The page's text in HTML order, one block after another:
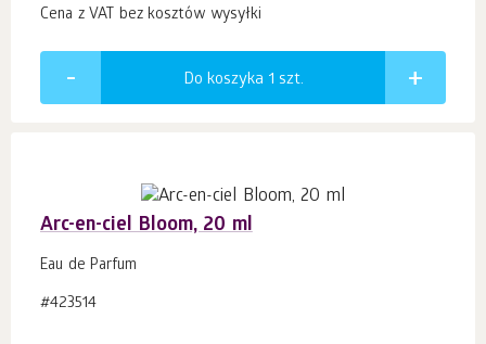
Cena z VAT bez kosztów wysyłki
Do koszyka 1 szt.
Arc-en-ciel Bloom, 20 ml
Eau de Parfum
#423514